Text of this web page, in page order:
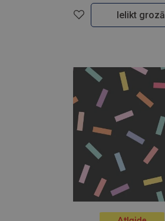
Ielikt grozā